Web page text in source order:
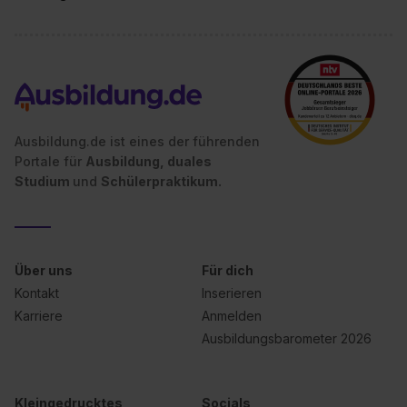
Einzelfall bei dem jeweiligen Inhalt erteilen. Willst du nur
bestimmte Verwendungszwecke zulassen, triff deine
Auswahl über die Checkboxen und klick auf „Auswahl
erlauben“. Die Einwilligung zur Platzierung von Cookies
der Kategorien „Präferenzen“, „Statistiken“ und „Social
Media und Marketing“ umfasst hierbei die Einwilligung
II). Du kannst die von dir erteilte Einwilligung jederzeit mit
einzelnen Cookies findest du durch Klick auf „Details
Ausbildung.de ist eines der führenden
Portale für Ausbildung, duales
Studium und Schülerpraktikum.
Über uns
Kontakt
Karriere
Für dich
Inserieren
Anmelden
Ausbildungsbarometer 2026
Kleingedrucktes Socials